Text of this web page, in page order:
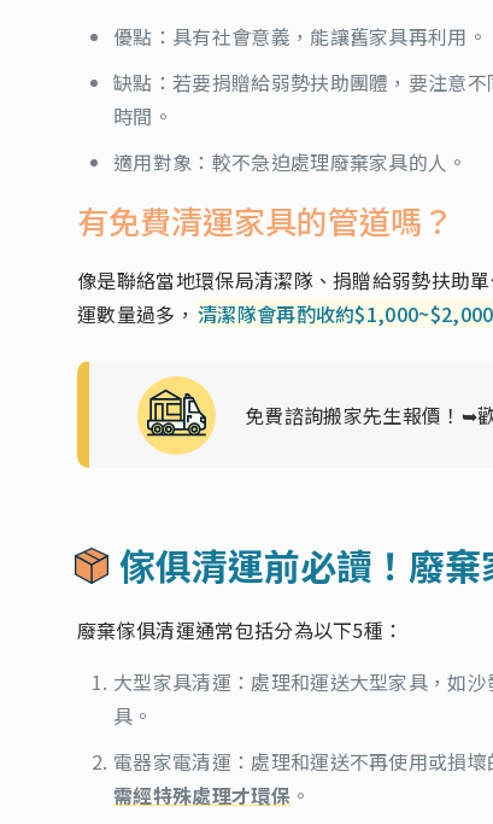
優點：具有社會意義，能讓舊家具再利用。
缺點：若要捐贈給弱勢扶助團體，要注意
時間。
適用對象：較不急迫處理廢棄家具的人。
有免費清運家具的管道嗎？
像是聯絡當地環保局清潔隊、捐贈給弱勢扶助
運數量過多， 清潔隊會再酌收約
免費諮詢搬家先生報價！ ➥
傢俱清運前必讀！廢
廢棄傢俱清運通常包括分為以下5種：
大型家具清運：處理和運送大型家具，如
具。
電器家電清運：處理和運送不再使用或損
需經特殊處理才環保 。